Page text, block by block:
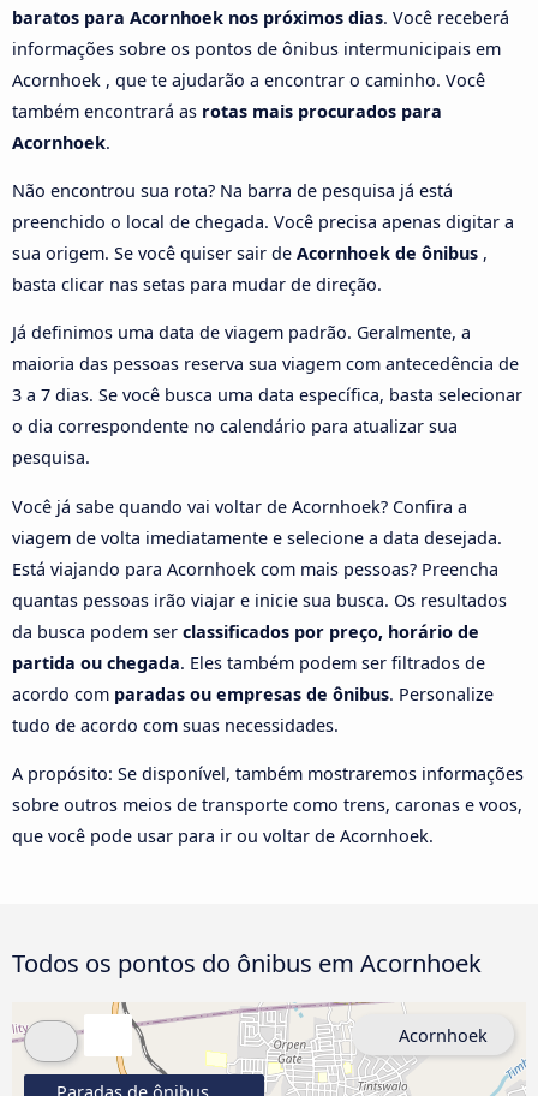
baratos para Acornhoek nos próximos dias. Você receberá
informações sobre os pontos de ônibus intermunicipais em
Acornhoek , que te ajudarão a encontrar o caminho. Você
também encontrará as rotas mais procurados para
Acornhoek.
Não encontrou sua rota? Na barra de pesquisa já está
preenchido o local de chegada. Você precisa apenas digitar a
sua origem. Se você quiser sair de Acornhoek de ônibus ,
basta clicar nas setas para mudar de direção.
Já definimos uma data de viagem padrão. Geralmente, a
maioria das pessoas reserva sua viagem com antecedência de
3 a 7 dias. Se você busca uma data específica, basta selecionar
o dia correspondente no calendário para atualizar sua
pesquisa.
Você já sabe quando vai voltar de Acornhoek? Confira a
viagem de volta imediatamente e selecione a data desejada.
Está viajando para Acornhoek com mais pessoas? Preencha
quantas pessoas irão viajar e inicie sua busca. Os resultados
da busca podem ser classificados por preço, horário de
partida ou chegada. Eles também podem ser filtrados de
acordo com paradas ou empresas de ônibus. Personalize
tudo de acordo com suas necessidades.
A propósito: Se disponível, também mostraremos informações
sobre outros meios de transporte como trens, caronas e voos,
que você pode usar para ir ou voltar de Acornhoek.
Todos os pontos do ônibus em Acornhoek
Acornhoek